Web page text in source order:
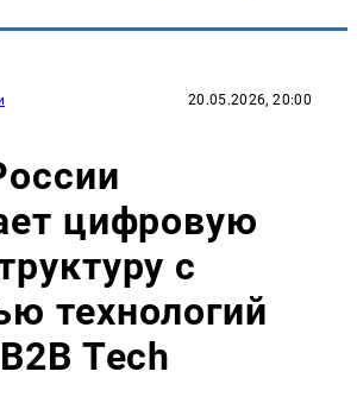
20.05.2026, 20:00
цифровую
с
технологий
Tech